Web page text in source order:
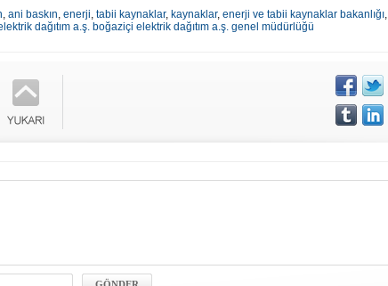
, ani baskın, enerji, tabii kaynaklar, kaynaklar, enerji ve tabii kaynaklar bakanlığı,
dağıtım a.ş. boğaziçi elektrik dağıtım a.ş. genel müdürlüğü